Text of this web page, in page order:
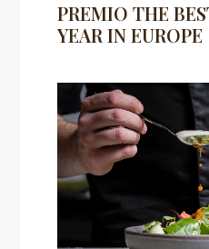
PREMIO THE
YEAR IN EUROPE